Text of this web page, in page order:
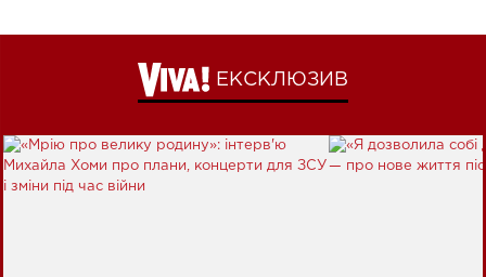
ЕКСКЛЮЗИВ